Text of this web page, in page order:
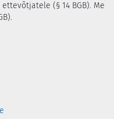
(§ 14 BGB). Me